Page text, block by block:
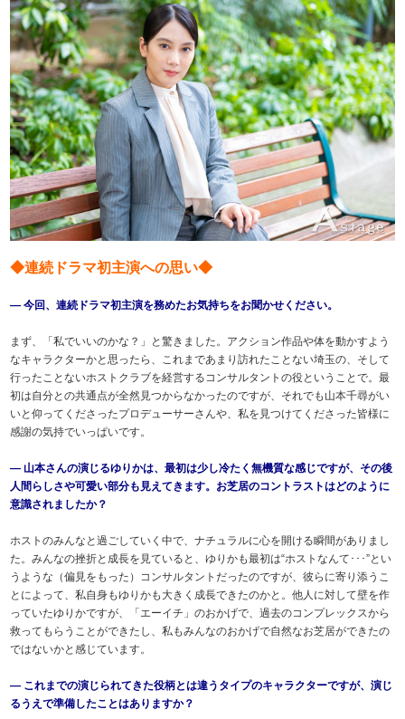
◆連続ドラマ初主演への思い◆
― 今回、連続ドラマ初主演を務めたお気持ちをお聞かせください。
まず、「私でいいのかな？」と驚きました。アクション作品や体を動かすよう
なキャラクターかと思ったら、これまであまり訪れたことない埼玉の、そして
行ったことないホストクラブを経営するコンサルタントの役ということで。最
初は自分との共通点が全然見つからなかったのですが、それでも山本千尋がい
いと仰ってくださったプロデューサーさんや、私を見つけてくださった皆様に
感謝の気持でいっぱいです。
― 山本さんの演じるゆりかは、最初は少し冷たく無機質な感じですが、その後
人間らしさや可愛い部分も見えてきます。お芝居のコントラストはどのように
意識されましたか？
ホストのみんなと過ごしていく中で、ナチュラルに心を開ける瞬間がありまし
た。みんなの挫折と成長を見ていると、ゆりかも最初は“ホストなんて･･･”とい
うような（偏見をもった）コンサルタントだったのですが、彼らに寄り添うこ
とによって、私自身もゆりかも大きく成長できたのかと。他人に対して壁を作
っていたゆりかですが、「エーイチ」のおかげで、過去のコンプレックスから
救ってもらうことができたし、私もみんなのおかげで自然なお芝居ができたの
ではないかと感じています。
― これまでの演じられてきた役柄とは違うタイプのキャラクターですが、演じ
るうえで準備したことはありますか？